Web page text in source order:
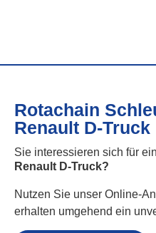
Rotachain
Renault D-Truck
Sie interessieren sich für
Renault D-Truck?
Nutzen Sie unser Online-
erhalten umgehend ein